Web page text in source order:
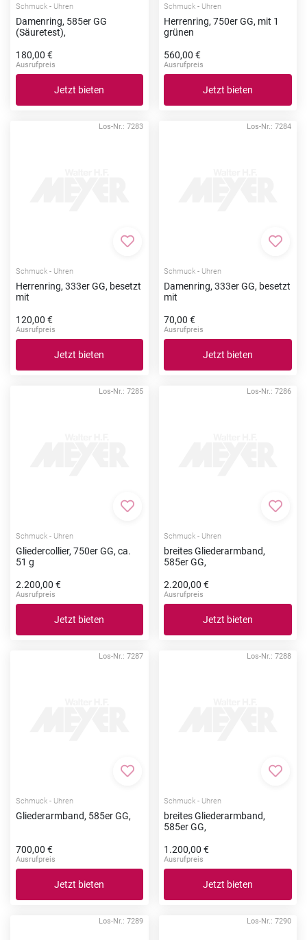
Schmuck - Uhren
Damenring, 585er GG
(Säuretest),
180,00 €
Ausrufpreis
Jetzt bieten
Schmuck - Uhren
Herrenring, 750er GG, mit 1
grünen
560,00 €
Ausrufpreis
Jetzt bieten
Los-Nr.: 7283
Zur Merkliste hinzufügen
Schmuck - Uhren
Herrenring, 333er GG, besetzt
mit
120,00 €
Ausrufpreis
Jetzt bieten
Los-Nr.: 7284
Zur
Schmuck - Uhren
Damenring, 333er GG, besetzt
mit
70,00 €
Ausrufpreis
Jetzt bieten
Los-Nr.: 7285
Zur Merkliste hinzufügen
Schmuck - Uhren
Gliedercollier, 750er GG, ca.
51 g
2.200,00 €
Ausrufpreis
Jetzt bieten
Los-Nr.: 7286
Zur
Schmuck - Uhren
breites Gliederarmband,
585er GG,
2.200,00 €
Ausrufpreis
Jetzt bieten
Los-Nr.: 7287
Zur Merkliste hinzufügen
Schmuck - Uhren
Gliederarmband, 585er GG,
700,00 €
Ausrufpreis
Jetzt bieten
Los-Nr.: 7288
Zur
Schmuck - Uhren
breites Gliederarmband,
585er GG,
1.200,00 €
Ausrufpreis
Jetzt bieten
Los-Nr.: 7289 Los-Nr.: 7290